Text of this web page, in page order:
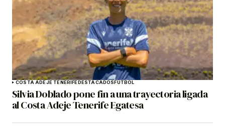
COSTA ADEJE TENERIFEDESTACADOSFÚTBOL
Silvia Doblado pone fin a una trayectoria ligada
al Costa Adeje Tenerife Egatesa